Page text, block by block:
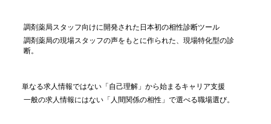
調剤薬局スタッフ向けに開発された日本初の相性診断ツール
調剤薬局の現場スタッフの声をもとに作られた、現場特化型の診
断。
単なる求人情報ではない「自己理解」から始まるキャリア支援
一般の求人情報にはない「人間関係の相性」で選べる職場選び。